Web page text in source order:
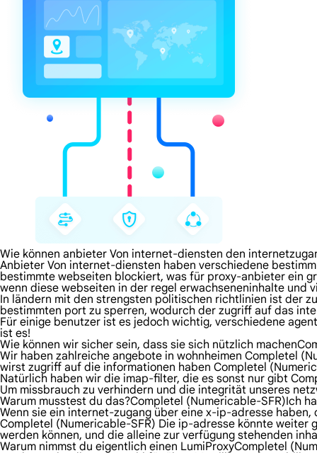
Wie können anbieter Von internet-diensten den
Anbieter Von internet-diensten haben verschiedene
bestimmte webseiten blockiert, was für proxy-anbieter ein
wenn diese webseiten in der regel erwachseneninhalte und
In ländern mit den strengsten politischen richtlinien ist der
bestimmten port zu sperren, wodurch der zugriff auf das
Für einige benutzer ist es jedoch wichtig, verschiedene
ist es!
Wie können wir sicher sein, dass sie sich nützlich
Wir haben zahlreiche angebote in wohnheimen Completel
wirst zugriff auf die informationen haben Completel
Natürlich haben wir die imap-filter, die es sonst nur gibt
Um missbrauch zu verhindern und die integrität unseres
Warum musstest du das?Completel (Numericable-SFR)Ich
Wenn sie ein internet-zugang über eine x-ip-adresse
Completel (Numericable-SFR) Die ip-adresse könnte
werden können, und die alleine zur verfügung stehenden
Warum nimmst du eigentlich einen LumiProxyCompletel